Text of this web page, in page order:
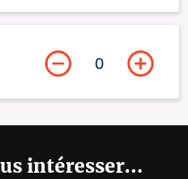
0
intéresser...